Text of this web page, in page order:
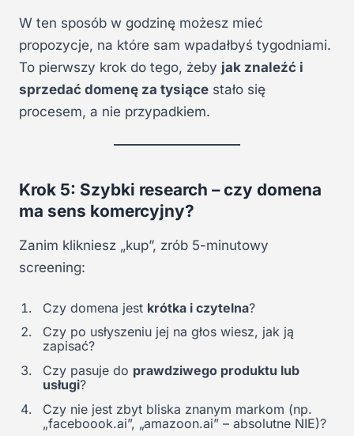
W ten sposób w godzinę możesz mieć
propozycje, na które sam wpadałbyś tygodniami.
To pierwszy krok do tego, żeby jak znaleźć i
sprzedać domenę za tysiące stało się
procesem, a nie przypadkiem.
Krok 5: Szybki research – czy domena
ma sens komercyjny?
Zanim klikniesz „kup”, zrób 5-minutowy
screening:
Czy domena jest krótka i czytelna?
Czy po usłyszeniu jej na głos wiesz, jak ją
zapisać?
Czy pasuje do prawdziwego produktu lub
usługi?
Czy nie jest zbyt bliska znanym markom (np.
„faceboook.ai”, „amazoon.ai” – absolutne NIE)?